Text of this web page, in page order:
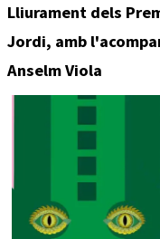
Lliurament dels
Jordi, amb
Anselm Viola